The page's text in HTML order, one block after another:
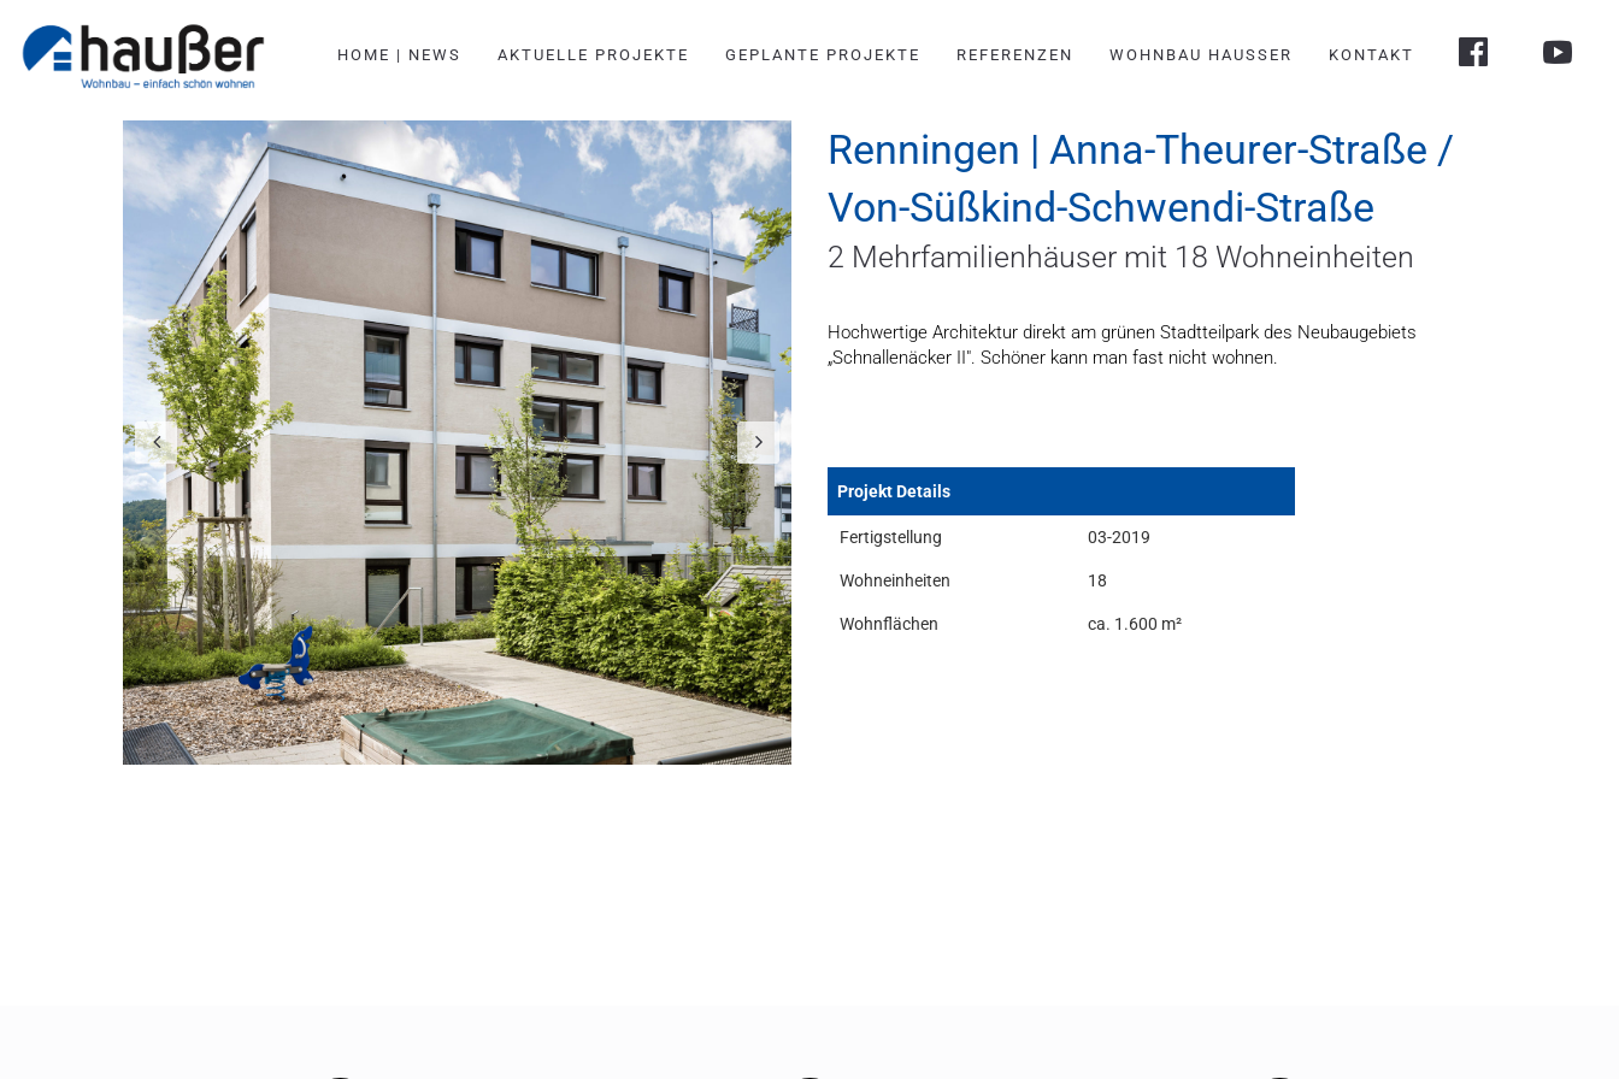
HOME | NEWS AKTUELLE PROJEKTE GEPLANTE PROJEKTE REFERENZEN WOHNBAU HAUSSER KONTAKT
Renningen | Anna-Theurer-Straße /
Von-Süßkind-Schwendi-Straße
2 Mehrfamilienhäuser mit 18 Wohneinheiten
Hochwertige Architektur direkt am grünen Stadtteilpark des Neubaugebiets
„Schnallenäcker II". Schöner kann man fast nicht wohnen.
Projekt Details
Fertigstellung 03-2019
Wohneinheiten 18
Wohnflächen ca. 1.600 m²